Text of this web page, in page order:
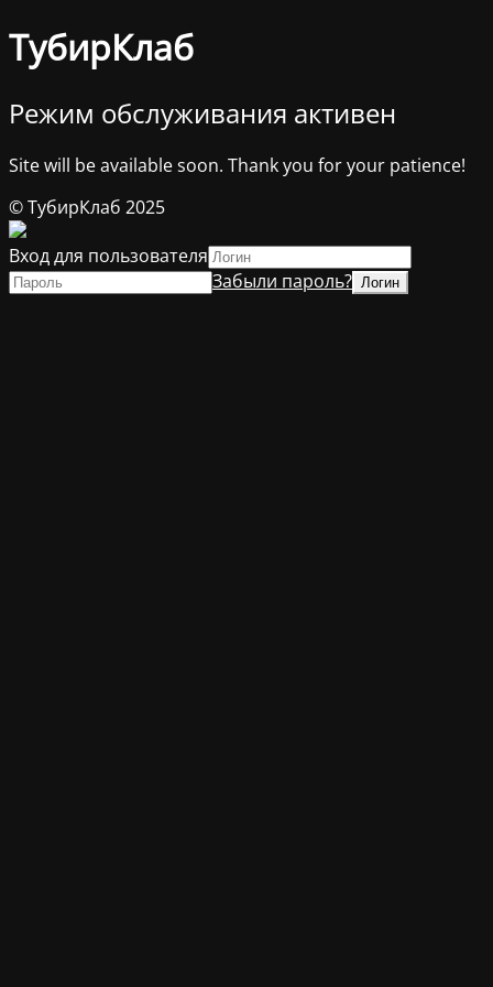
ТубирКлаб
Режим обслуживания активен
Site will be available soon. Thank you for your patience!
© ТубирКлаб 2025
Вход для пользователя
Забыли пароль?